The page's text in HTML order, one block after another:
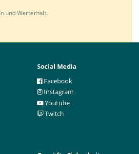
und Werterhalt.
Social Media
Facebook
Instagram
Youtube
Twitch